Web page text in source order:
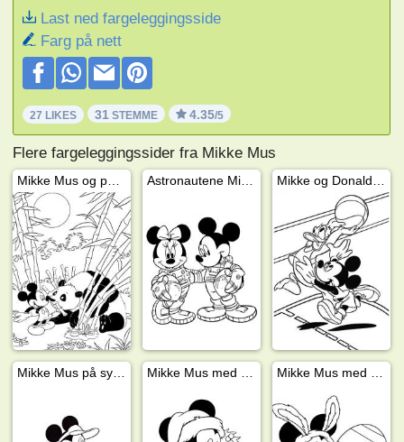
Last ned fargeleggingsside
Farg på nett
27 LIKES 31 STEMME 4.35/5
Flere fargeleggingssider fra Mikke Mus